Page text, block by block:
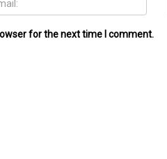
for the next time I comment.